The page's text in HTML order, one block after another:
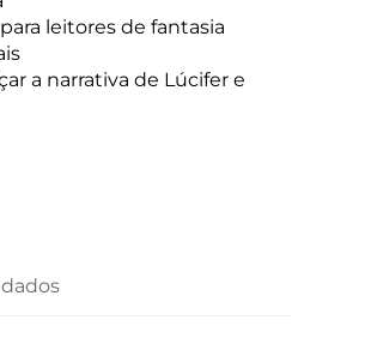
leitores de fantasia
a narrativa de Lúcifer e